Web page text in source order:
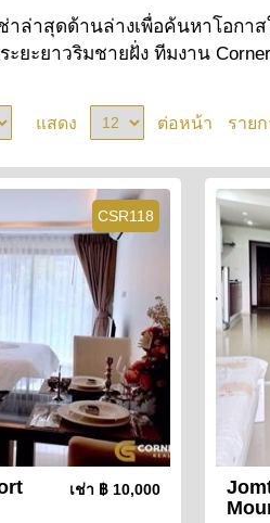
าล่าสุดด้านล่างเพื่อค้นหาโอก
ะยะยาวริมชายฝั่ง ทีมงาน
แสดง ต่อหน้า ราย
CSR118
เช่า ฿ 10,000